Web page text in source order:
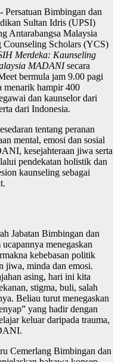
Persatuan Bimbingan dan
Sultan Idris (UPSI)
Antarabangsa Malaysia
Scholars (YCS)
Merdeka: Kaunseling
MADANIsecara
bermula jam 9.00 pagi
menarik hampir 400
dan kaunselor dari
dari Indonesia.
tentang peranan
mental, emosi dan sosial
kesejahteraan jiwa serta
pendekatan holistik dan
kaunseling sebagai
Jabatan Bimbingan dan
menegaskan
kebebasan politik
jiwa, minda dan emosi.
asing, hari ini kita
stigma, buli, salah
Beliau turut menegaskan
yang hadir dengan
keluar daripada trauma,
Cemerlang Bimbingan dan